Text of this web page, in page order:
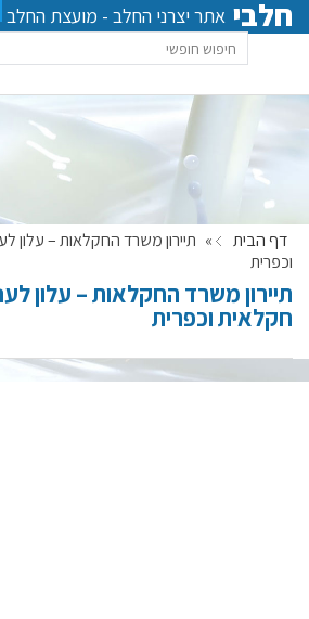
חלבי אתר יצרני החלב - מועצת החלב
דף הבית » תיירון משרד החקלאות – עלון
וכפרית
תיירון משרד החקלאות – עלון
חקלאית וכפרית